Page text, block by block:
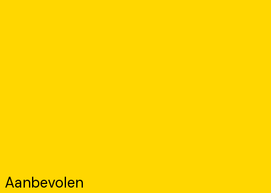
Aanbevolen